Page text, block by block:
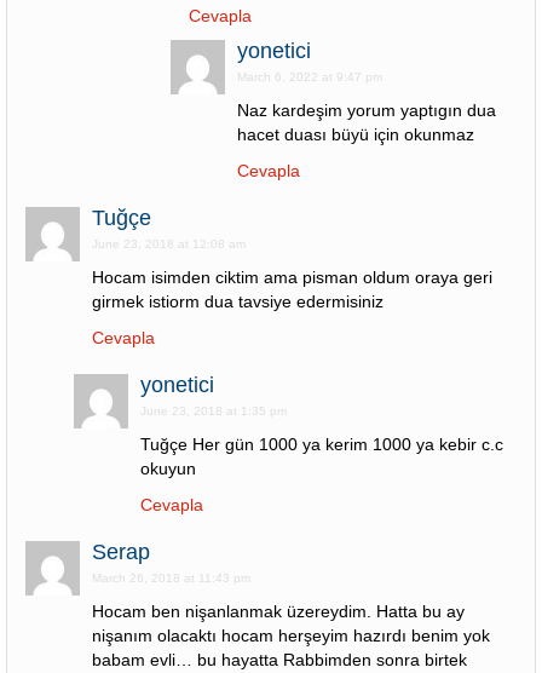
Cevapla
yonetici
March 6, 2022 at 9:47 pm
Naz kardeşim yorum yaptıgın dua
hacet duası büyü için okunmaz
Cevapla
Tuğçe
June 23, 2018 at 12:08 am
Hocam isimden ciktim ama pisman oldum oraya geri
girmek istiorm dua tavsiye edermisiniz
Cevapla
yonetici
June 23, 2018 at 1:35 pm
Tuğçe Her gün 1000 ya kerim 1000 ya kebir c.c
okuyun
Cevapla
Serap
March 26, 2018 at 11:43 pm
Hocam ben nişanlanmak üzereydim. Hatta bu ay
nişanım olacaktı hocam herşeyim hazırdı benim yok
babam evli… bu hayatta Rabbimden sonra birtek